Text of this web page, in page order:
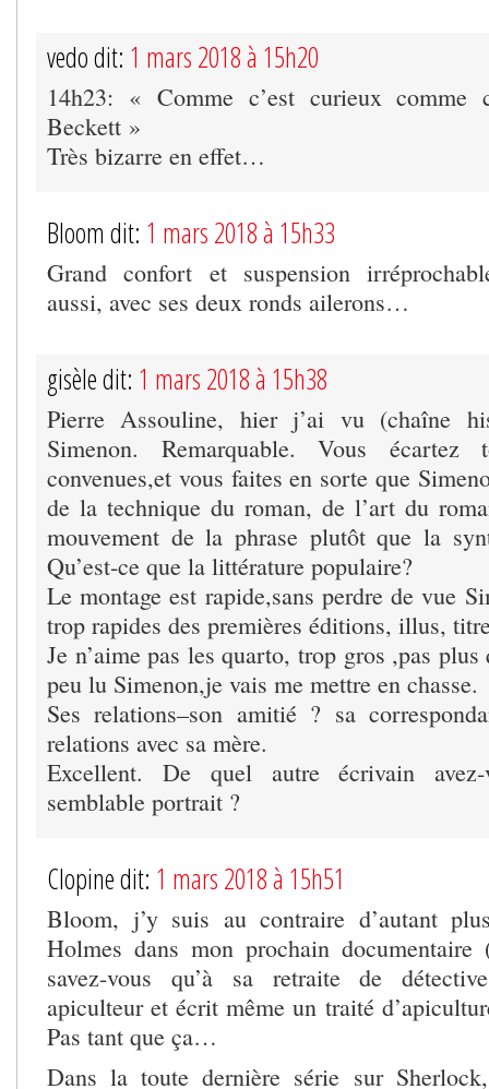
vedo dit: 1 mars 2018 à 15h20
14h23: « Comme c’est curieux comme
Beckett »
Très bizarre en effet…
Bloom dit: 1 mars 2018 à 15h33
Grand confort et suspension
aussi, avec ses deux ronds ailerons…
gisèle dit: 1 mars 2018 à 15h38
Pierre Assouline, hier j’ai vu (chaîne
Simenon. Remarquable. Vous écartez
convenues,et vous faites en sorte que
de la technique du roman, de l’art du
mouvement de la phrase plutôt que la
Qu’est-ce que la littérature populaire?
Le montage est rapide,sans perdre de vue
trop rapides des premières éditions, illus,
Je n’aime pas les quarto, trop gros ,pas
peu lu Simenon,je vais me mettre en chasse.
Ses relations–son amitié ? sa
relations avec sa mère.
Excellent. De quel autre écrivain
semblable portrait ?
Clopine dit: 1 mars 2018 à 15h51
Bloom, j’y suis au contraire d’autant
Holmes dans mon prochain
savez-vous qu’à sa retraite de
apiculteur et écrit même un traité
Pas tant que ça…
Dans la toute dernière série sur